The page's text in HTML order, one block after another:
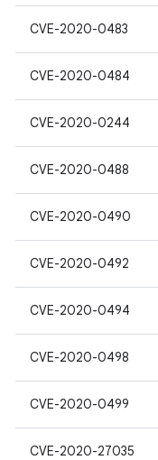
CVE-2020-0483
CVE-2020-0484
CVE-2020-0244
CVE-2020-0488
CVE-2020-0490
CVE-2020-0492
CVE-2020-0494
CVE-2020-0498
CVE-2020-0499
CVE-2020-27035